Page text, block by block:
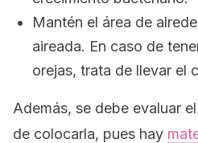
Mantén el área de
aireada. En caso de
orejas, trata de llevar el
Además, se debe evaluar
de colocarla, pues hay